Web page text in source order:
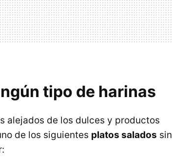
tipo de harinas
alejados de los dulces y productos
de los siguientes platos salados sin